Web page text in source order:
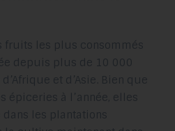
fruits les plus consommés
depuis plus de 10 000
et d’Asie. Bien que
épiceries à l’année, elles
les plantations